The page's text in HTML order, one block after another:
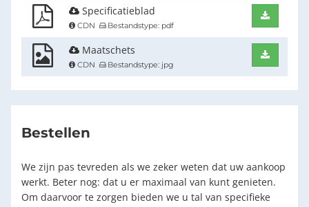
Specificatieblad
CDN Bestandstype: pdf
Maatschets
CDN Bestandstype: jpg
Bestellen
We zijn pas tevreden als we zeker weten dat uw aankoop
werkt. Beter nog: dat u er maximaal van kunt genieten.
Om daarvoor te zorgen bieden we u tal van specifieke